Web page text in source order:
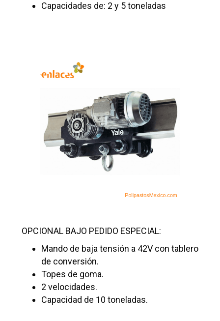
Capacidades de: 2 y 5 toneladas
OPCIONAL BAJO PEDIDO ESPECIAL:
Mando de baja tensión a 42V con tablero
de conversión.
Topes de goma.
2 velocidades.
Capacidad de 10 toneladas.